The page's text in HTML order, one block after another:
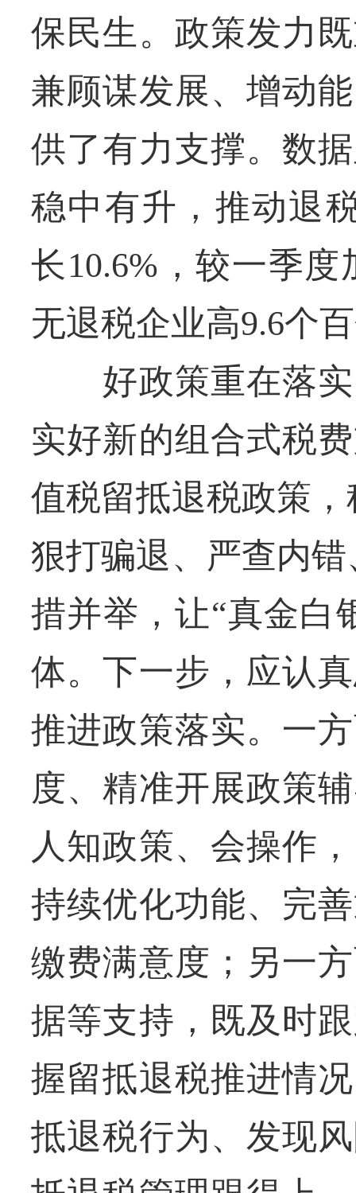
保民生。政策发力
兼顾谋发展、增动
供了有力支撑。数
稳中有升，推动退
长10.6%，较一季
无退税企业高9.6个
好政策重在落实
实好新的组合式税
值税留抵退税政策
狠打骗退、严查内
措并举，让“真金白
体。下一步，应认
推进政策落实。一
度、精准开展政策
人知政策、会操作
持续优化功能、完
缴费满意度；另一
据等支持，既及时
握留抵退税推进情
抵退税行为、发现